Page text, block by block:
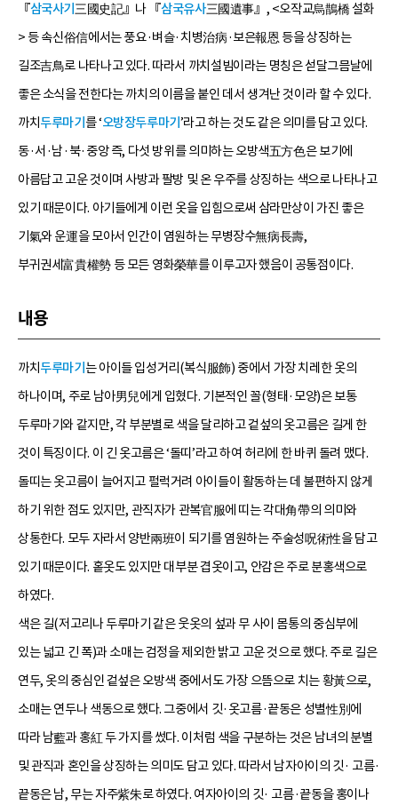
『삼국사기三國史記』나 『삼국유사三國遺事』, <오작교烏鵲橋 설화
> 등 속신俗信에서는 풍요·벼슬·치병治病·보은報恩 등을 상징하는
길조吉鳥로 나타나고 있다. 따라서 까치설빔이라는 명칭은 섣달그믐날에
좋은 소식을 전한다는 까치의 이름을 붙인 데서 생겨난 것이라 할 수 있다.
까치 두루마기 를 ‘오방장두루마기 ’라고 하는 것도 같은 의미를 담고 있다.
동·서·남·북·중앙 즉, 다섯 방위를 의미하는 오방색五方色은 보기에
아름답고 고운 것이며 사방과 팔방 및 온 우주를 상징하는 색으로 나타나고
있기 때문이다. 아기들에게 이런 옷을 입힘으로써 삼라만상이 가진 좋은
기氣와 운運을 모아서 인간이 염원하는 무병장수無病長壽,
부귀권세富貴權勢 등 모든 영화榮華를 이루고자 했음이 공통점이다.
내용
까치 두루마기 는 아이들 입성거리(복식服飾) 중에서 가장 치레한 옷의
하나이며, 주로 남아男兒에게 입혔다. 기본적인 꼴(형태·모양)은 보통
두루마기와 같지만, 각 부분별로 색을 달리하고 겉섶의 옷고름은 길게 한
것이 특징이다. 이 긴 옷고름은 ‘돌띠’라고 하여 허리에 한 바퀴 돌려 맸다.
돌띠는 옷고름이 늘어지고 펄럭거려 아이들이 활동하는 데 불편하지 않게
하기 위한 점도 있지만, 관직자가 관복官服에 띠는 각대角帶의 의미와
상통한다. 모두 자라서 양반兩班이 되기를 염원하는 주술성呪術性을 담고
있기 때문이다. 홑옷도 있지만 대부분 겹옷이고, 안감은 주로 분홍색으로
하였다.
색은 길(저고리나 두루마기 같은 웃옷의 섶과 무 사이 몸통의 중심부에
있는 넓고 긴 폭)과 소매는 검정을 제외한 밝고 고운 것으로 했다. 주로 길은
연두, 옷의 중심인 겉섶은 오방색 중에서도 가장 으뜸으로 치는 황黃으로,
소매는 연두나 색동으로 했다. 그중에서 깃·옷고름·끝동은 성별性別에
따라 남藍과 홍紅 두 가지를 썼다. 이처럼 색을 구분하는 것은 남녀의 분별
및 관직과 혼인을 상징하는 의미도 담고 있다. 따라서 남자아이의 깃· 고름·
끝동은 남, 무는 자주紫朱로 하였다. 여자아이의 깃· 고름·끝동을 홍이나